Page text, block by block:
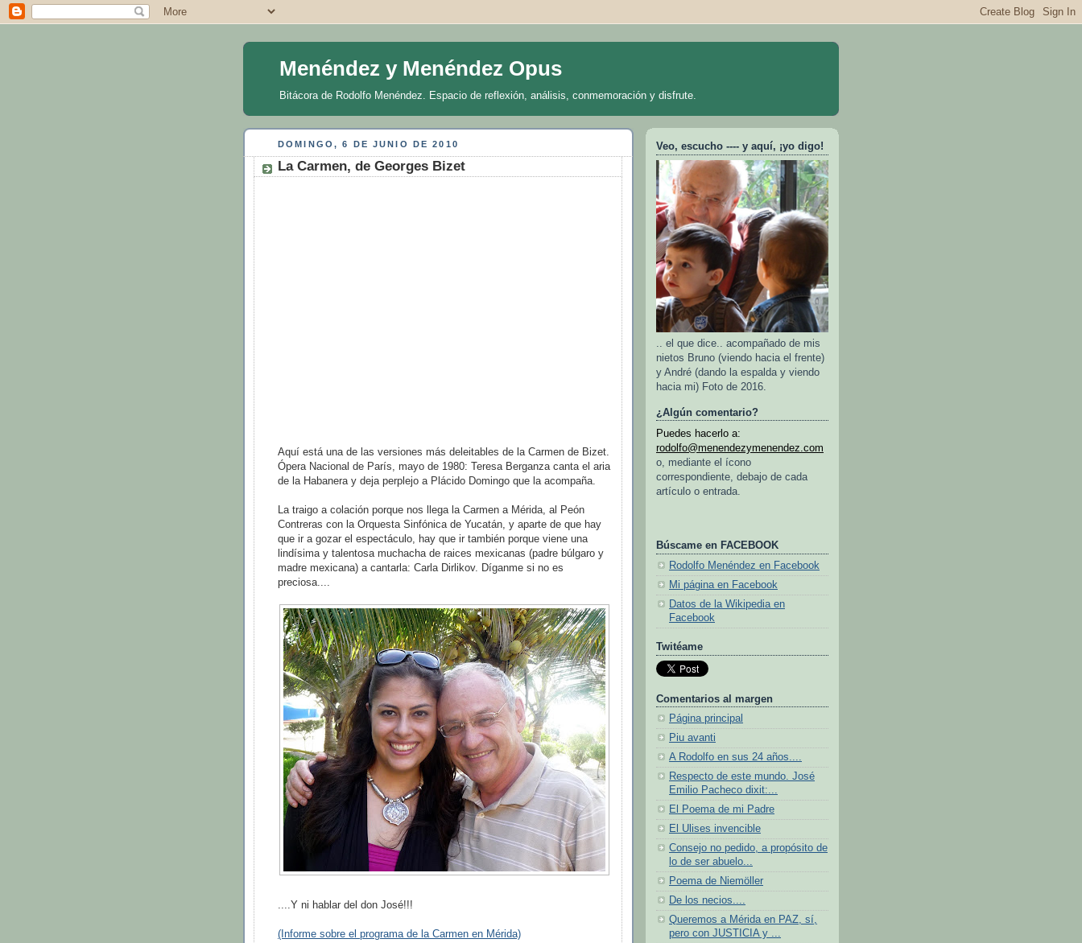
Menéndez y Menéndez Opus
Bitácora de Rodolfo Menéndez. Espacio de reflexión, análisis, conmemoración y disfrute.
DOMINGO, 6 DE JUNIO DE 2010
La Carmen, de Georges Bizet
Aquí está una de las versiones más deleitables de la Carmen de Bizet.
Ópera Nacional de París, mayo de 1980: Teresa Berganza canta el aria
de la Habanera y deja perplejo a Plácido Domingo que la acompaña.
La traigo a colación porque nos llega la Carmen a Mérida, al Peón
Contreras con la Orquesta Sinfónica de Yucatán, y aparte de que hay
que ir a gozar el espectáculo, hay que ir también porque viene una
lindísima y talentosa muchacha de raices mexicanas (padre búlgaro y
madre mexicana) a cantarla: Carla Dirlikov. Díganme si no es
preciosa....
....Y ni hablar del don José!!!
(Informe sobre el programa de la Carmen en Mérida)
Veo, escucho ---- y aquí, ¡yo digo!
.. el que dice.. acompañado de mis
nietos Bruno (viendo hacia el frente)
y André (dando la espalda y viendo
hacia mi) Foto de 2016.
¿Algún comentario?
Puedes hacerlo a:
rodolfo@menendezymenendez.com
o, mediante el ícono
correspondiente, debajo de cada
artículo o entrada.
Búscame en FACEBOOK
Rodolfo Menéndez en Facebook
Mi página en Facebook
Datos de la Wikipedia en
Facebook
Twitéame
Comentarios al margen
Página principal
Piu avanti
A Rodolfo en sus 24 años....
Respecto de este mundo. José
Emilio Pacheco dixit:...
El Poema de mi Padre
El Ulises invencible
Consejo no pedido, a propósito de
lo de ser abuelo...
Poema de Niemöller
De los necios....
Queremos a Mérida en PAZ, sí,
pero con JUSTICIA y ...